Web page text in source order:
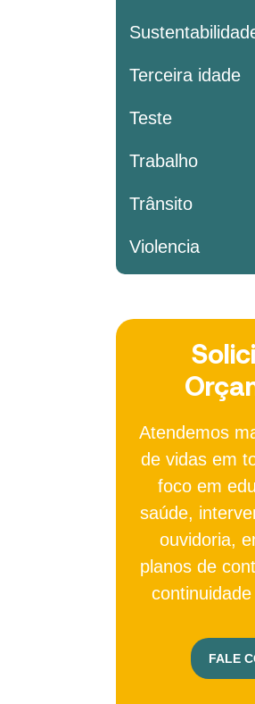
Terceira idade
Teste
Trabalho
Trânsito
Violencia
Atendemos
de vidas em
foco em
saúde,
ouvidoria,
planos de
FALE